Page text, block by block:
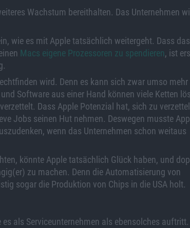
Wachstum bereithalten. Das Unternehmen
wie es mit Apple tatsächlich weitergeht. Dass das
Macs eigene Prozessoren zu spendieren, ist
wird. Denn es kann sich zwar umso mehr
Software aus einer Hand können viele Ketten
Dass Apple Potenzial hat, sich zu
Jobs seinen Hut nehmen. Deswegen musste
wenn das Unternehmen schon weitaus
könnte Apple tatsächlich Glück haben, und
zu machen. Denn die Automatisierung von
sogar die Produktion von Chips in die USA holt.
als Serviceunternehmen als ebensolches auftritt.